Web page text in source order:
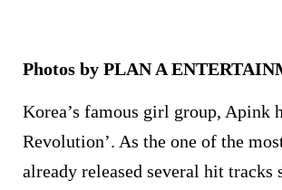
Photos by PLAN A
Korea’s famous girl group, Apink
Revolution’. As the one of the
already released several hit tracks